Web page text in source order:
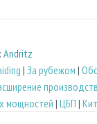
Andritz
| За рубежом |
мощностей | ЦБП |